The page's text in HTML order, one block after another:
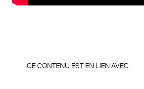
CE CONTENU EST EN LIEN AVEC